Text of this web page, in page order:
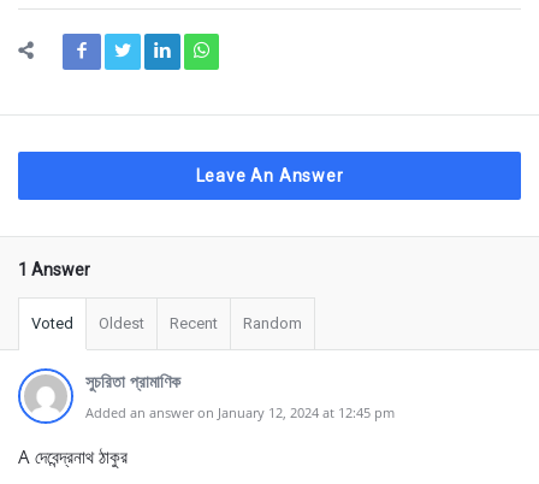
Leave An Answer
1 Answer
Voted Oldest Recent Random
সুচরিতা প্রামাণিক
Added an answer on January 12, 2024 at 12:45 pm
A দেবেন্দ্রনাথ ঠাকুর